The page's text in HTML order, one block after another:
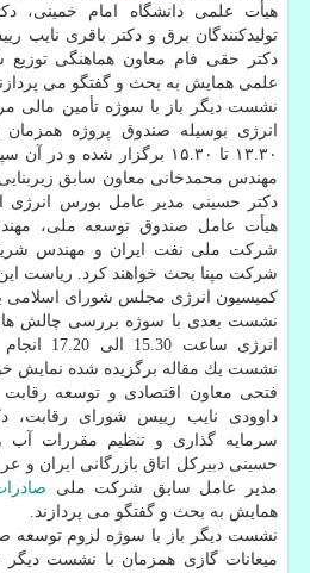
هیأت علمی دانشگاه امام خمینی،
تولیدكنندگان برق و دكتر باقری نایب
دكتر حقی فام معاون هماهنگی
علمی همایش به بحث و گفتگو می
نشست دیگر باز با سوژه تأمین مالی
انرژی بوسیله صندوق پروژه
۱۳.۳۰ تا ۱۵.۳۰ برگزار شده و
مهندس محمدخانی معاون سابق
دكتر حسینی مدیر عامل بورس انرژی
هیأت عامل صندوق توسعه ملی،
شركت ملی نفت ایران و مهندس
شركت مپنا بحث خواهند كرد. ریاست
كمیسیون انرژی مجلس شورای اسلامی
نشست بعدی با سوژه بررسی چالش های
انرژی
نشست یك مقاله برگزیده شده نمایش
فتحی معاون اقتصادی و توسعه
داوودی نایب رییس شورای رقابت،
سرمایه گذاری و تنظیم مقررات آب
حسینی دبیركل اتاق بازرگانی ایران
مدیر عامل سابق شركت ملی
همایش به بحث و گفتگو می پردازند.
نشست دیگر باز با سوژه لزوم توسعه